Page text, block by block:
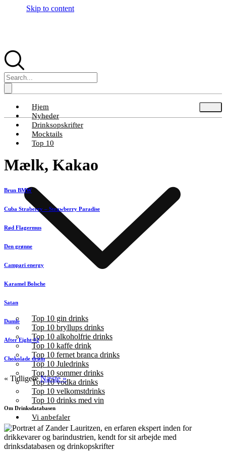
Skip to content
Hjem
Nyheder
Drinksopskrifter
Mocktails
Top 10
Top 10 gin drinks
Top 10 bryllups drinks
Top 10 alkoholfrie drinks
Top 10 kaffe drink
Top 10 fernet branca drinks
Top 10 Juledrinks
Top 10 sommer drinks
Top 10 vodka drinks
Top 10 velkomstdrinks
Top 10 drinks med vin
Vi anbefaler
Mælk, Kakao
Brun BMW
Cuba Straberry – Strawberry Paradise
Rød Flagermus
Den grønne
Campari energy
Karamel Bolsche
Satan
Dumle
After Eight #2
Chokolade drøm
« Tidligere Næste »
Om Drinksdatabasen